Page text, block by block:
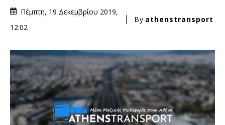
Πέμπτη, 19 Δεκεμβρίου 2019,
12:02
By athenstransport